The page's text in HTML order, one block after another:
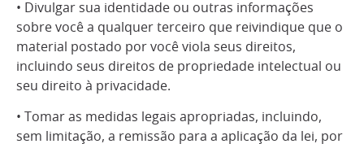
• Divulgar sua identidade ou outras informações
sobre você a qualquer terceiro que reivindique que o
material postado por você viola seus direitos,
incluindo seus direitos de propriedade intelectual ou
seu direito à privacidade.
• Tomar as medidas legais apropriadas, incluindo,
sem limitação, a remissão para a aplicação da lei, por